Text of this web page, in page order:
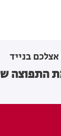
בנייד
התפוצה